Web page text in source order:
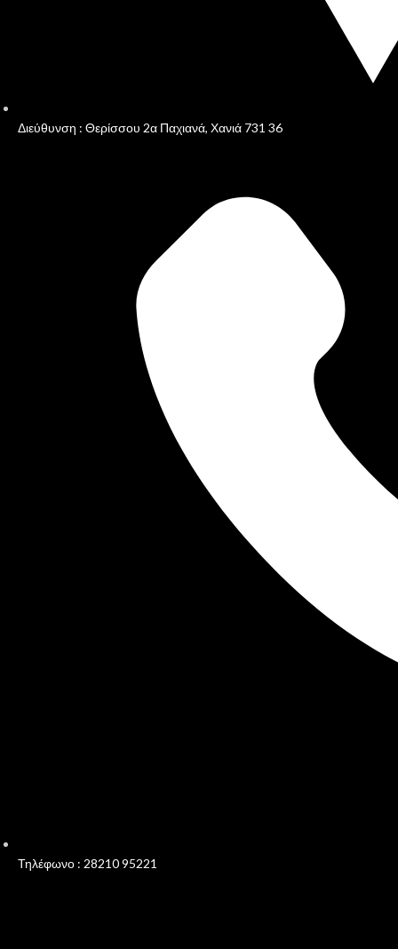
Διεύθυνση : Θερίσσου 2α Παχιανά, Χανιά 731 36
Τηλέφωνο : 28210 95221